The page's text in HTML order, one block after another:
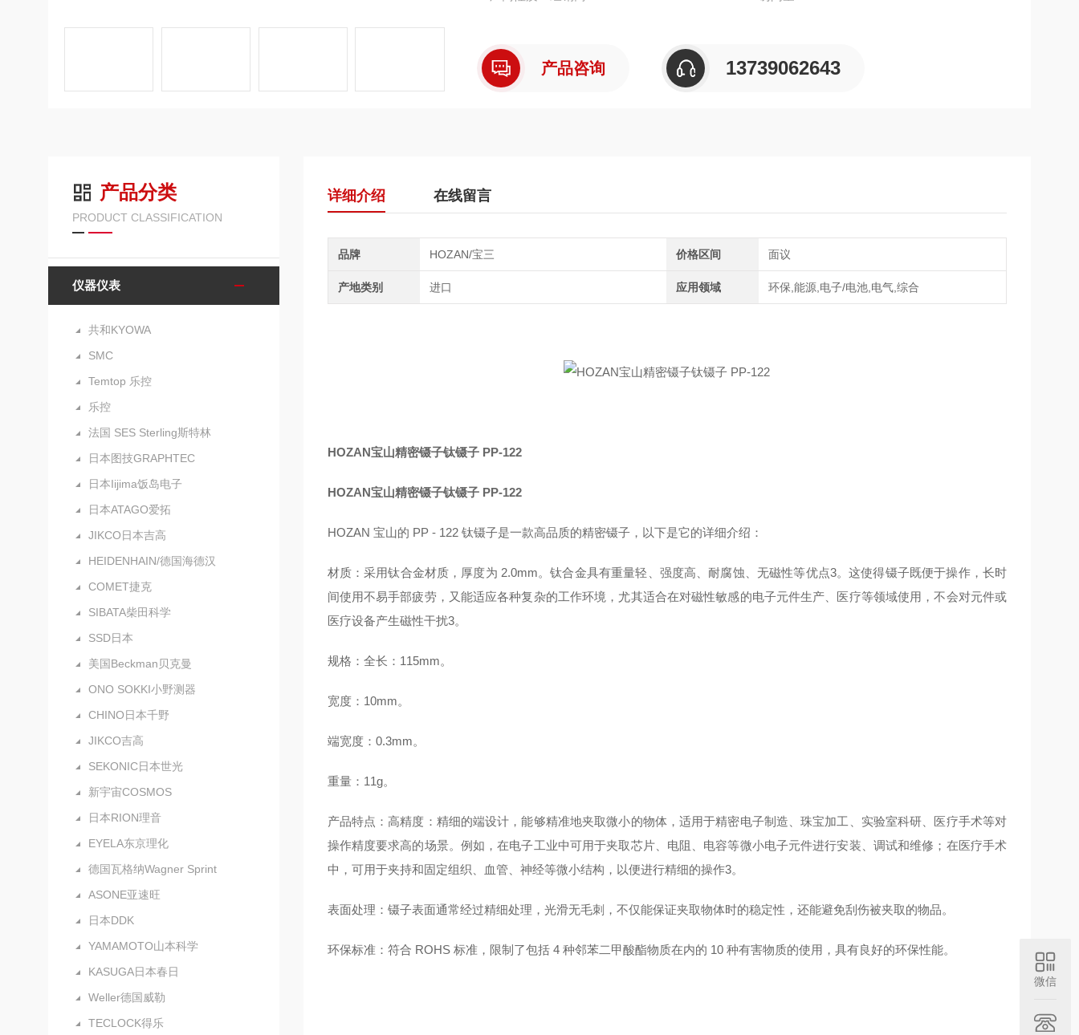
产品咨询 13739062643
产品分类
PRODUCT CLASSIFICATION
仪器仪表
共和KYOWA
SMC
Temtop 乐控
乐控
法国 SES Sterling斯特林
日本图技GRAPHTEC
日本Iijima饭岛电子
日本ATAGO爱拓
JIKCO日本吉高
HEIDENHAIN/德国海德汉
COMET捷克
SIBATA柴田科学
SSD日本
美国Beckman贝克曼
ONO SOKKI小野测器
CHINO日本千野
JIKCO吉高
SEKONIC日本世光
新宇宙COSMOS
日本RION理音
EYELA东京理化
德国瓦格纳Wagner Sprint
ASONE亚速旺
日本DDK
YAMAMOTO山本科学
KASUGA日本春日
Weller德国威勒
TECLOCK得乐
详细介绍 在线留言
品牌 HOZAN/宝三 价格区间 面议
产地类别 进口 应用领域 环保,能源,电子/电池,电气,综合
HOZAN宝山精密镊子钛镊子 PP-122
HOZAN宝山精密镊子钛镊子 PP-122
HOZAN 宝山的 PP - 122 钛镊子是一款高品质的精密镊子，以下是它的详细介绍：
材质：采用钛合金材质，厚度为 2.0mm。钛合金具有重量轻、强度高、耐腐蚀、无磁性等优点3。这使得镊子既便于操作，长时
间使用不易手部疲劳，又能适应各种复杂的工作环境，尤其适合在对磁性敏感的电子元件生产、医疗等领域使用，不会对元件或
医疗设备产生磁性干扰3。
规格：全长：115mm。
宽度：10mm。
端宽度：0.3mm。
重量：11g。
产品特点：高精度：精细的端设计，能够精准地夹取微小的物体，适用于精密电子制造、珠宝加工、实验室科研、医疗手术等对
操作精度要求高的场景。例如，在电子工业中可用于夹取芯片、电阻、电容等微小电子元件进行安装、调试和维修；在医疗手术
中，可用于夹持和固定组织、血管、神经等微小结构，以便进行精细的操作3。
表面处理：镊子表面通常经过精细处理，光滑无毛刺，不仅能保证夹取物体时的稳定性，还能避免刮伤被夹取的物品。
环保标准：符合 ROHS 标准，限制了包括 4 种邻苯二甲酸酯物质在内的 10 种有害物质的使用，具有良好的环保性能。
微信